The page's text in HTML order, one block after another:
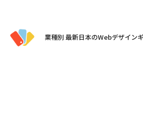
業種別 最新日本のWebデザイン